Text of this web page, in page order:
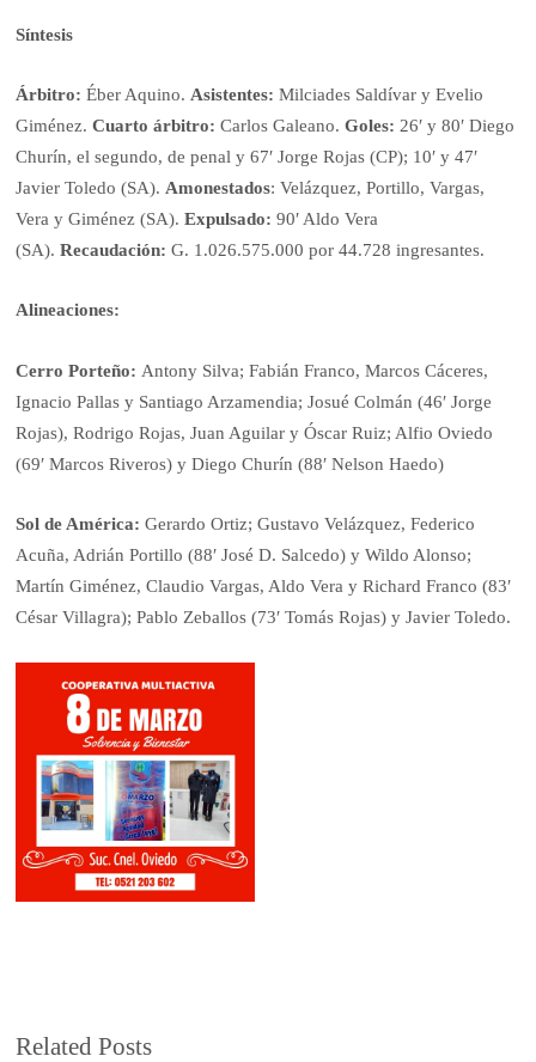
Síntesis
Árbitro: Éber Aquino. Asistentes:Milciades Saldívar y Evelio
Giménez.Cuarto árbitro:Carlos Galeano.Goles: 26′ y 80′ Diego
Churín, el segundo, de penal y 67′ Jorge Rojas (CP); 10′ y 47′
Javier Toledo (SA). Amonestados: Velázquez, Portillo, Vargas,
Vera y Giménez (SA).Expulsado: 90′ Aldo Vera
(SA).Recaudación:G. 1.026.575.000 por 44.728 ingresantes.
Alineaciones:
Cerro Porteño: Antony Silva; Fabián Franco, Marcos Cáceres,
Ignacio Pallas y Santiago Arzamendia; Josué Colmán (46′ Jorge
Rojas), Rodrigo Rojas, Juan Aguilar y Óscar Ruiz; Alfio Oviedo
(69′ Marcos Riveros) y Diego Churín (88′ Nelson Haedo)
Sol de América: Gerardo Ortiz; Gustavo Velázquez, Federico
Acuña, Adrián Portillo (88′ José D. Salcedo) y Wildo Alonso;
Martín Giménez, Claudio Vargas, Aldo Vera y Richard Franco (83′
César Villagra); Pablo Zeballos (73′ Tomás Rojas) y Javier Toledo.
Related Posts